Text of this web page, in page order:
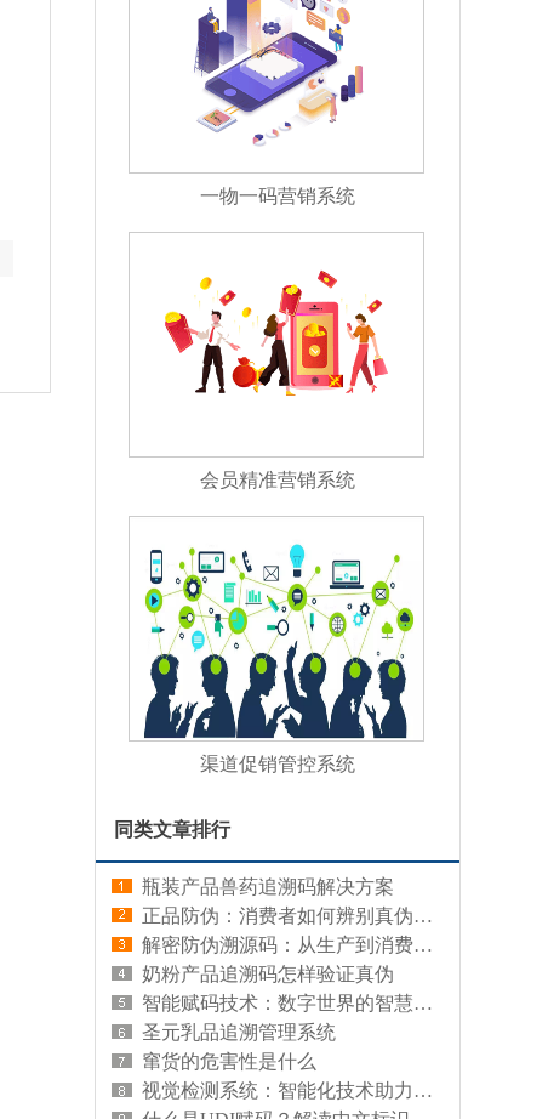
一物一码营销系统
会员精准营销系统
渠道促销管控系统
同类文章排行
瓶装产品兽药追溯码解决方案
正品防伪：消费者如何辨别真伪，保护自身权益
解密防伪溯源码：从生产到消费的全链条追溯
奶粉产品追溯码怎样验证真伪
智能赋码技术：数字世界的智慧编码
圣元乳品追溯管理系统
窜货的危害性是什么
视觉检测系统：智能化技术助力精准识别